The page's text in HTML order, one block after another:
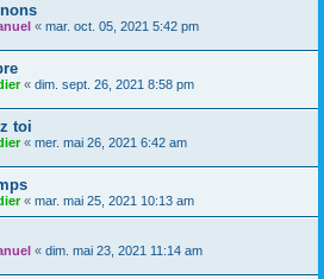
« mar. oct. 05, 2021 5:42 pm
« dim. sept. 26, 2021 8:58 pm
toi
« mer. mai 26, 2021 6:42 am
« mar. mai 25, 2021 10:13 am
« dim. mai 23, 2021 11:14 am